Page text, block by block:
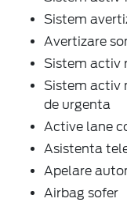
Sistem
Avertizare
Sistem activ
Sistem activ
de urgenta
Active lane
Asistenta
Apelare
Airbag sofer